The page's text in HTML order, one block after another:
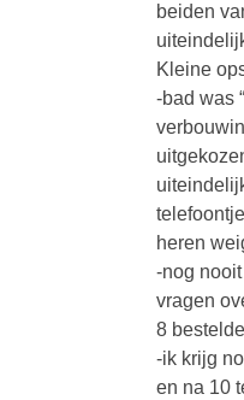
beiden
Kleine
-bad was
heren
-nog
vragen
8
-ik krijg
en na 10